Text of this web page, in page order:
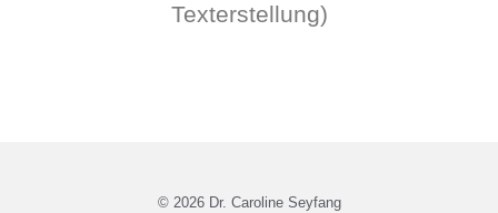
Texterstellung)
© 2026 Dr. Caroline Seyfang